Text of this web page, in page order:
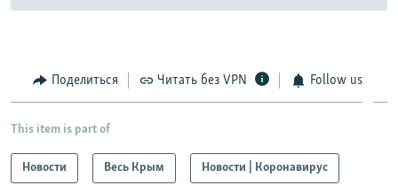
Поделиться Читать без VPN Follow us
This item is part of
Новости Весь Крым Новости | Коронавирус